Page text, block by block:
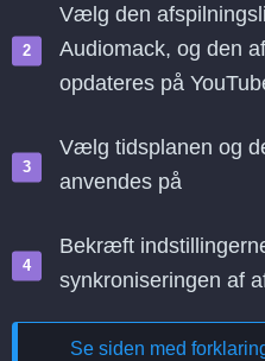
Vælg den
Audiomack, og den
opdateres på
Vælg tidsplanen og
anvendes på
Bekræft
synkroniseringen af
Se siden med